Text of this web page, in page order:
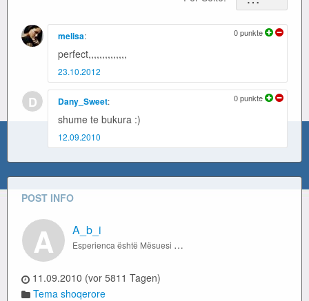
melisa:
perfect,,,,,,,,,,,,,,
23.10.2012
0punkte
D Dany_Sweet:
shume te bukura :)
12.09.2010
0punkte
POST INFO
A A_b_i
Esperienca është Mësuesi më i veshtire , Në fillim të bën provimin , Pastaj të shpjegon mësimin..
11.09.2010 (vor 5811 Tagen)
Tema shoqerore